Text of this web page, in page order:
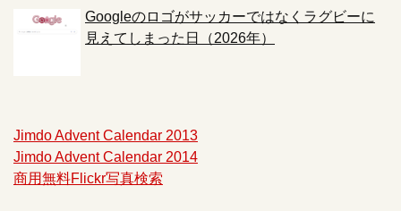
Googleのロゴがサッカーではなくラグビーに
見えてしまった日（2026年）
Jimdo Advent Calendar 2013
Jimdo Advent Calendar 2014
商用無料Flickr写真検索